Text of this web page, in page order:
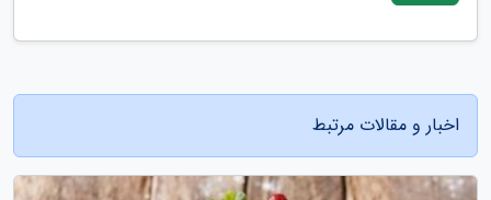
اخبار و مقالات مرتبط